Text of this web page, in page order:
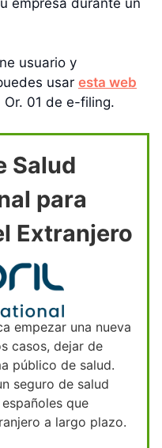
usuario y
usar esta web
01 de e-filing.
Salud
para
Extranjero
empezar una nueva
casos, dejar de
público de salud.
seguro de salud
que
a largo plazo.